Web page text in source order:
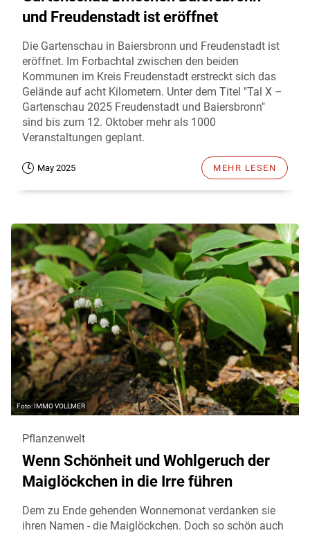
und Freudenstadt ist eröffnet
Die Gartenschau in Baiersbronn und Freudenstadt ist
eröffnet. Im Forbachtal zwischen den beiden
Kommunen im Kreis Freudenstadt erstreckt sich das
Gelände auf acht Kilometern. Unter dem Titel "Tal X –
Gartenschau 2025 Freudenstadt und Baiersbronn"
sind bis zum 12. Oktober mehr als 1000
Veranstaltungen geplant.
May 2025 MEHR LESEN
IMMO VOLLMER
Pflanzenwelt
Wenn Schönheit und Wohlgeruch der
Maiglöckchen in die Irre führen
Dem zu Ende gehenden Wonnemonat verdanken sie
ihren Namen - die Maiglöckchen. Doch so schön auch